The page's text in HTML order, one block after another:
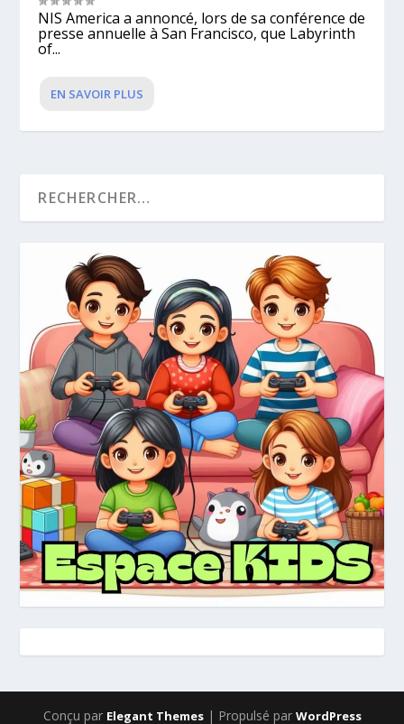
NIS America a annoncé, lors de sa conférence de
presse annuelle à San Francisco, que Labyrinth
of...
EN SAVOIR PLUS
Conçu par Elegant Themes| Propulsé par WordPress